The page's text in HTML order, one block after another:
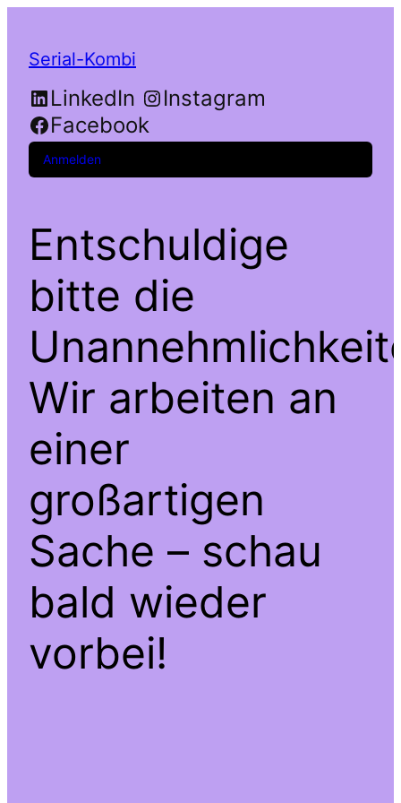
Serial-Kombi
LinkedIn
Instagram
Facebook
Anmelden
Entschuldige
bitte die
Wir arbeiten an
einer
großartigen
Sache – schau
bald wieder
vorbei!